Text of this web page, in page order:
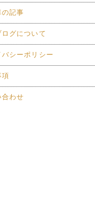
の記事
ログについて
バシーポリシー
項
合わせ